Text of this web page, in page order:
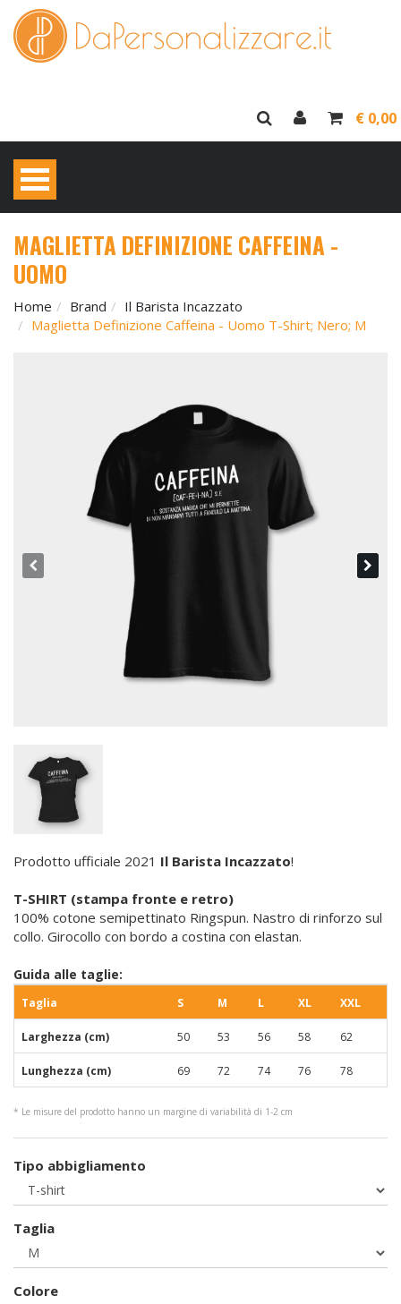
€ 0,00
MAGLIETTA DEFINIZIONE CAFFEINA -
UOMO
Home Brand
Il Barista Incazzato
Maglietta Definizione Caffeina - Uomo T-Shirt; Nero; M
Prodotto ufficiale 2021 Il Barista Incazzato!
T-SHIRT (stampa fronte e retro)
100% cotone semipettinato Ringspun. Nastro di rinforzo sul
collo. Girocollo con bordo a costina con elastan.
Guida alle taglie:
Taglia S M L XL XXL
Larghezza (cm) 50 53 56 58 62
Lunghezza (cm) 69 72 74 76 78
* Le misure del prodotto hanno un margine di variabilità di 1-2 cm
Tipo abbigliamento
Taglia
Colore